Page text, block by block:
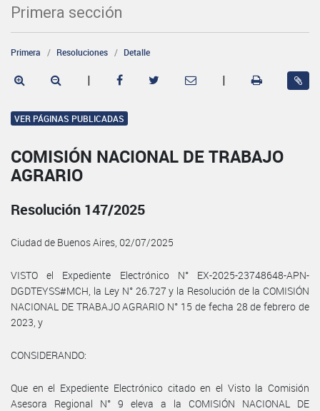
Primera sección
Primera Resoluciones Detalle
| |
VER PÁGINAS PUBLICADAS
COMISIÓN NACIONAL DE TRABAJO
AGRARIO
Resolución 147/2025
Ciudad de Buenos Aires, 02/07/2025
VISTO el Expediente Electrónico N° EX-2025-23748648-APN-
DGDTEYSS#MCH, la Ley N° 26.727 y la Resolución de la COMISIÓN
NACIONAL DE TRABAJO AGRARIO N° 15 de fecha 28 de febrero de
2023, y
CONSIDERANDO:
Que en el Expediente Electrónico citado en el Visto la Comisión
Asesora Regional N° 9 eleva a la COMISIÓN NACIONAL DE